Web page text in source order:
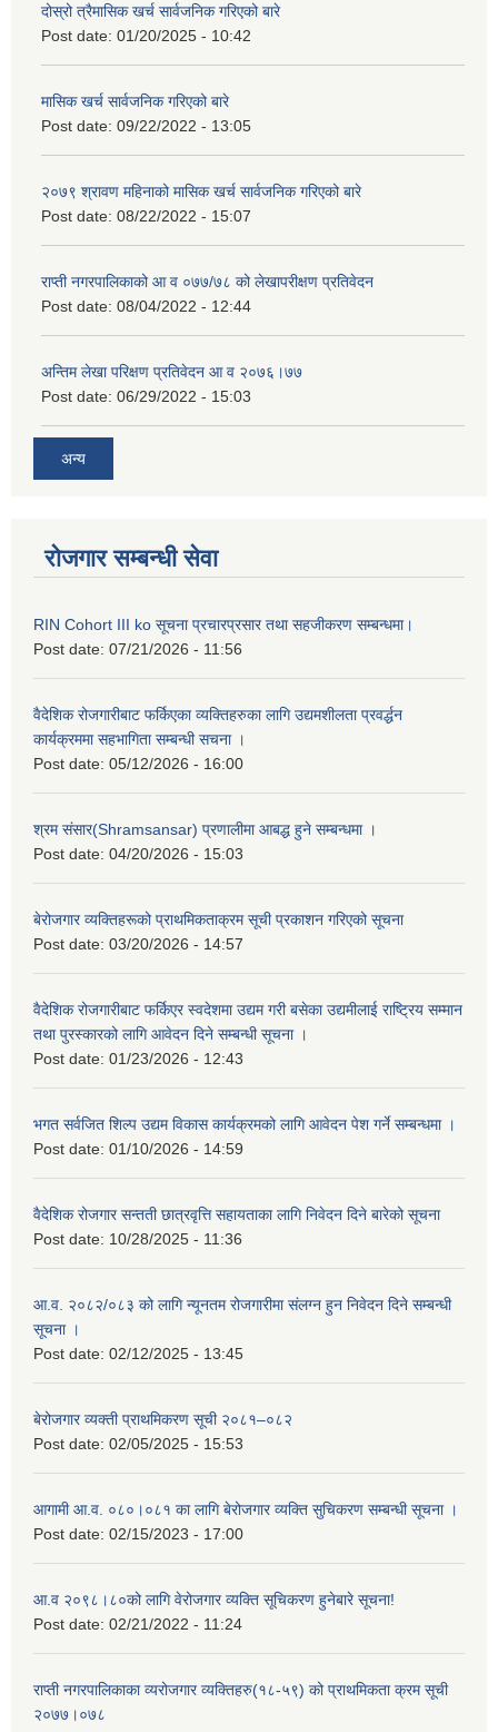
दोस्रो त्रैमासिक खर्च सार्वजनिक गरिएको बारे
Post date: 01/20/2025 - 10:42
मासिक खर्च सार्वजनिक गरिएको बारे
Post date: 09/22/2022 - 13:05
२०७९ श्रावण महिनाको मासिक खर्च सार्वजनिक गरिएको बारे
Post date: 08/22/2022 - 15:07
राप्ती नगरपालिकाको आ व ०७७/७८ को लेखापरीक्षण प्रतिवेदन
Post date: 08/04/2022 - 12:44
अन्तिम लेखा परिक्षण प्रतिवेदन आ व २०७६।७७
Post date: 06/29/2022 - 15:03
अन्य
रोजगार सम्बन्धी सेवा
RIN Cohort III ko सूचना प्रचारप्रसार तथा सहजीकरण सम्बन्धमा।
Post date: 07/21/2026 - 11:56
वैदेशिक रोजगारीबाट फर्किएका व्यक्तिहरुका लागि उद्यमशीलता प्रवर्द्धन
कार्यक्रममा सहभागिता सम्बन्धी सचना ।
Post date: 05/12/2026 - 16:00
श्रम संसार(Shramsansar) प्रणालीमा आबद्ध हुने सम्बन्धमा ।
Post date: 04/20/2026 - 15:03
बेरोजगार व्यक्तिहरूको प्राथमिकताक्रम सूची प्रकाशन गरिएको सूचना
Post date: 03/20/2026 - 14:57
वैदेशिक रोजगारीबाट फर्किएर स्वदेशमा उद्यम गरी बसेका उद्यमीलाई राष्ट्रिय सम्मान
तथा पुरस्कारको लागि आवेदन दिने सम्बन्धी सूचना ।
Post date: 01/23/2026 - 12:43
भगत सर्वजित शिल्प उद्यम विकास कार्यक्रमको लागि आवेदन पेश गर्ने सम्बन्धमा ।
Post date: 01/10/2026 - 14:59
वैदेशिक रोजगार सन्तती छात्रवृत्ति सहायताका लागि निवेदन दिने बारेको सूचना
Post date: 10/28/2025 - 11:36
आ.व. २०८२/०८३ को लागि न्यूनतम रोजगारीमा संलग्न हुन निवेदन दिने सम्बन्धी
सूचना ।
Post date: 02/12/2025 - 13:45
बेरोजगार व्यक्ती प्राथमिकरण सूची २०८१–०८२
Post date: 02/05/2025 - 15:53
आगामी आ.व. ०८०।०८१ का लागि बेरोजगार व्यक्ति सुचिकरण सम्बन्धी सूचना ।
Post date: 02/15/2023 - 17:00
आ.व २०९८।८०को लागि वेरोजगार व्यक्ति सूचिकरण हुनेबारे सूचना!
Post date: 02/21/2022 - 11:24
राप्ती नगरपालिकाका व्यरोजगार व्यक्तिहरु(१८-५९) को प्राथमिकता क्रम सूची
२०७७।०७८